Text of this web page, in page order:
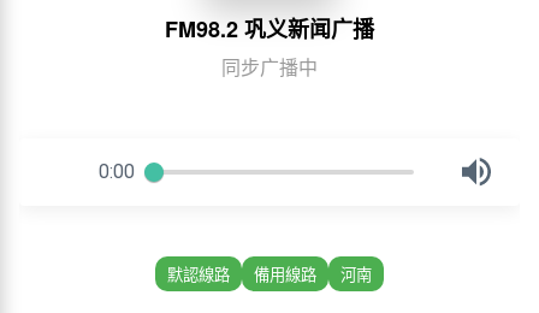
FM98.2 巩义新闻广播
同步广播中
默認線路 備用線路 河南